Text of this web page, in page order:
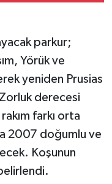
parkur;
Yörük ve
yeniden Prusias
derecesi
farkı orta
2007 doğumlu ve
Koşunun